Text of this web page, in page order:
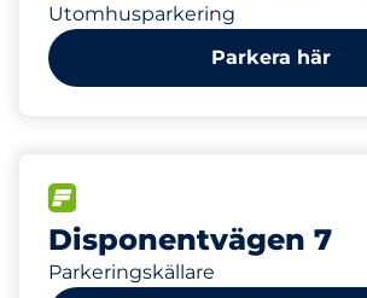
Utomhusparkering
Parkera här
Disponentvägen 7
Parkeringskällare